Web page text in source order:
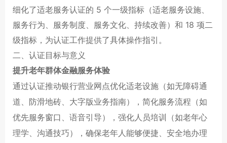
细化了适老服务认证的 5 个一级指标（适老服务设施、
服务行为、服务制度、服务文化、持续改善）和 18 项二
级指标，为认证工作提供了具体操作指引。
二、认证目标与意义
提升老年群体金融服务体验
通过认证推动银行营业网点优化适老设施（如无障碍通
道、防滑地砖、大字版业务指南），简化服务流程（如
优先服务窗口、语音引导），强化人员培训（如老年心
理学、沟通技巧），确保老年人能够便捷、安全地办理